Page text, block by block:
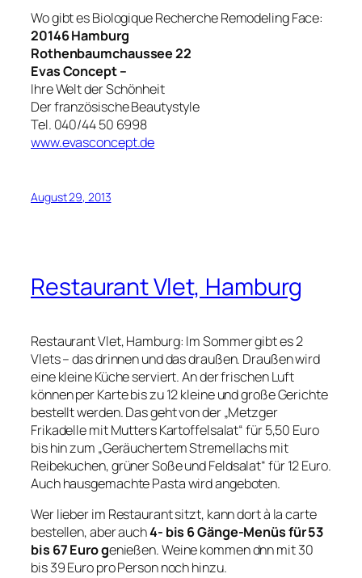
Wo gibt es Biologique Recherche Remodeling Face:
20146 Hamburg
Rothenbaumchaussee 22
Evas Concept –
Ihre Welt der Schönheit
Der französische Beautystyle
Tel. 040/44 50 6998
www.evasconcept.de
August 29, 2013
Restaurant Vlet, Hamburg
Restaurant Vlet, Hamburg: Im Sommer gibt es 2
Vlets – das drinnen und das draußen. Draußen wird
eine kleine Küche serviert. An der frischen Luft
können per Karte bis zu 12 kleine und große Gerichte
bestellt werden. Das geht von der „Metzger
Frikadelle mit Mutters Kartoffelsalat“ für 5,50 Euro
bis hin zum „Geräuchertem Stremellachs mit
Reibekuchen, grüner Soße und Feldsalat“ für 12 Euro.
Auch hausgemachte Pasta wird angeboten.
Wer lieber im Restaurant sitzt, kann dort à la carte
bestellen, aber auch4- bis 6 Gänge-Menüs für 53
bis 67 Euro genießen. Weine kommen dnn mit 30
bis 39 Euro pro Person noch hinzu.